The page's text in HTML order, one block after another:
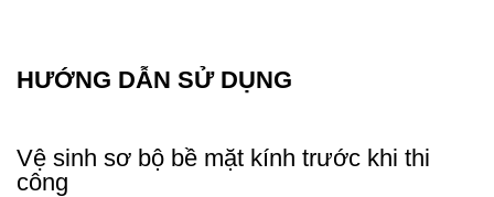
HƯỚNG DẪN SỬ DỤNG
Vệ sinh sơ bộ bề mặt kính trước khi thi
công